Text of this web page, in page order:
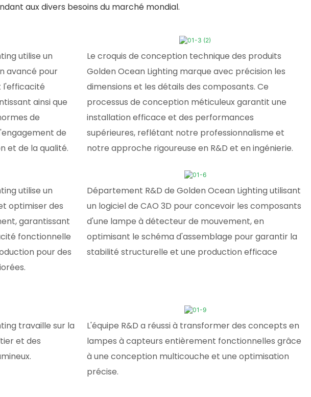
aux divers besoins du marché mondial.
utilise un
avancé pour
l'efficacité
ainsi que
de
de
et de la qualité.
Le croquis de conception technique des produits
Golden Ocean Lighting marque avec précision les
dimensions et les détails des composants. Ce
processus de conception méticuleux garantit une
installation efficace et des performances
supérieures, reflétant notre professionnalisme et
notre approche rigoureuse en R&D et en ingénierie.
utilise un
optimiser des
garantissant
fonctionnelle
pour des
Département R&D de Golden Ocean Lighting utilisant
un logiciel de CAO 3D pour concevoir les composants
d'une lampe à détecteur de mouvement, en
optimisant le schéma d'assemblage pour garantir la
stabilité structurelle et une production efficace
travaille sur la
et des
L'équipe R&D a réussi à transformer des concepts en
lampes à capteurs entièrement fonctionnelles grâce
à une conception multicouche et une optimisation
précise.